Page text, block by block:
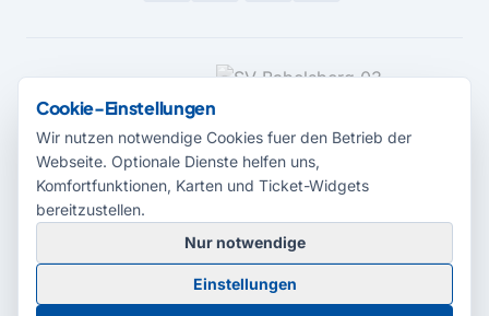
MEDIENPARTNER
© 2026 Radio Potsdam. Webseite entwickelt durch dieMedienagentur
Babelsberg
BarrierefreiheitserklärungAGBDatenschutzImpressum
Cookie-Einstellungen
Wir nutzen notwendige Cookies fuer den Betrieb der
Webseite. Optionale Dienste helfen uns,
Komfortfunktionen, Karten und Ticket-Widgets
bereitzustellen.
Nur notwendige
Einstellungen